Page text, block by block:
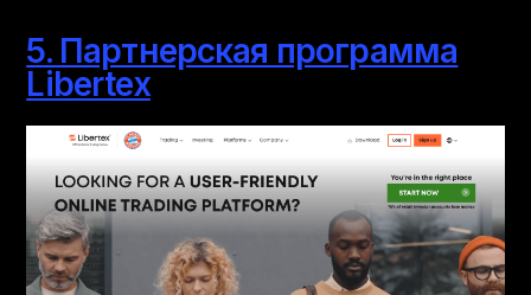
5. Партнерская программа
Libertex